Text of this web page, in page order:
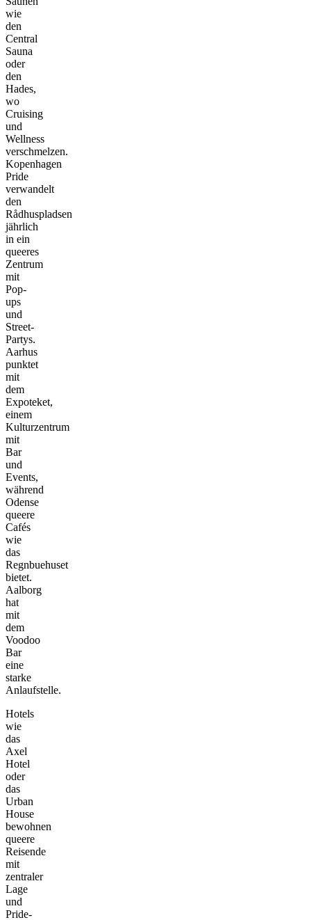
wie
den
Central
Sauna
oder
den
Hades,
wo
Cruising
und
Wellness
verschmelzen.
Kopenhagen
Pride
verwandelt
den
Rådhuspladsen
jährlich
in ein
queeres
Zentrum
mit
Pop-
ups
und
Street-
Partys.
Aarhus
punktet
mit
dem
Expoteket,
einem
Kulturzentrum
mit
Bar
und
Events,
während
Odense
queere
Cafés
wie
das
Regnbuehuset
bietet.
Aalborg
hat
mit
dem
Voodoo
Bar
eine
starke
Anlaufstelle.
Hotels
wie
das
Axel
Hotel
oder
das
Urban
House
bewohnen
queere
Reisende
mit
zentraler
Lage
und
Pride-